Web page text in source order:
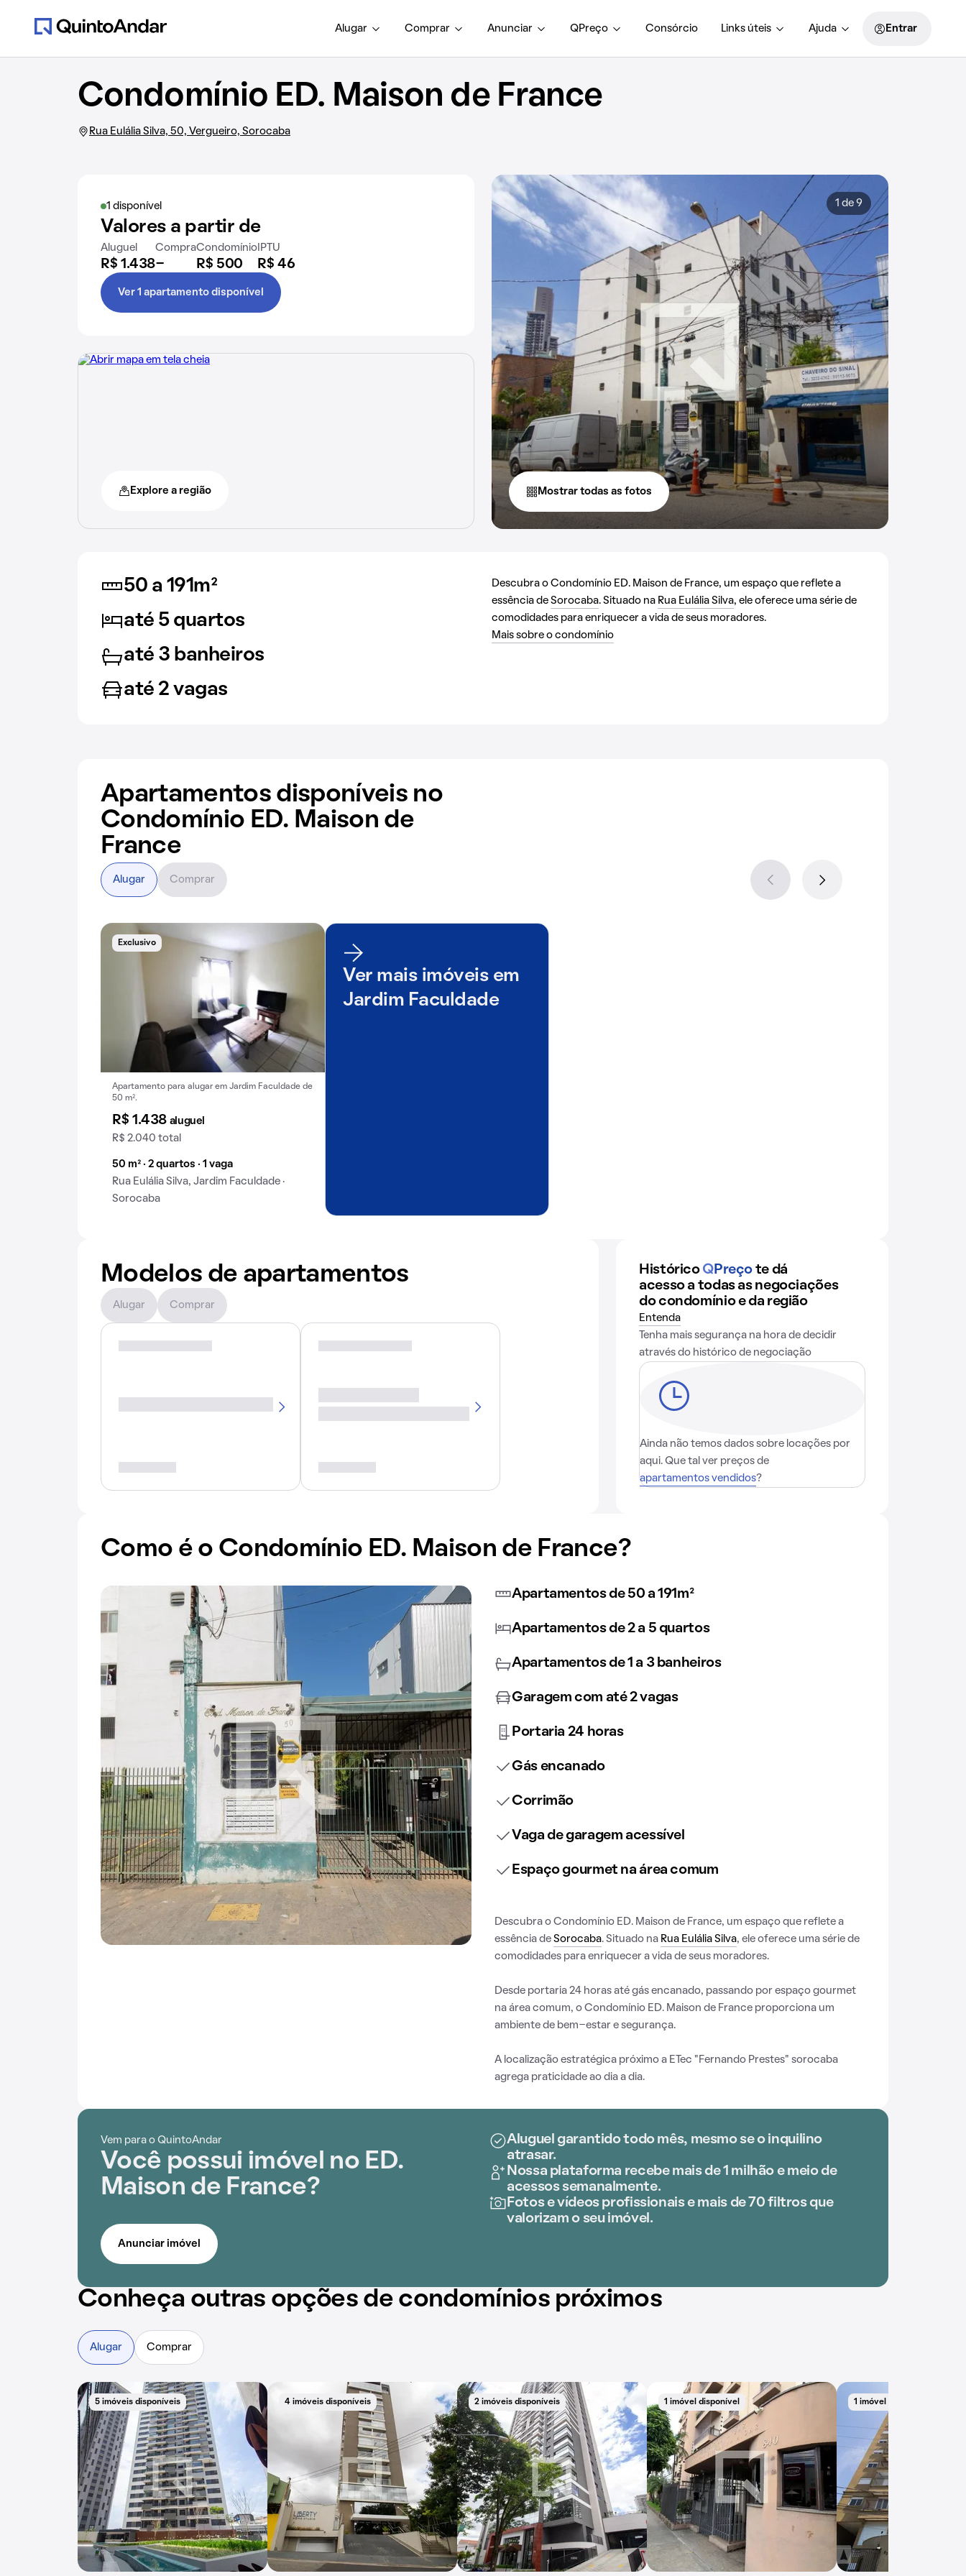
Alugar Comprar Anunciar QPreço Consórcio Links úteis Ajuda Entrar
Condomínio ED. Maison de France
Rua Eulália Silva, 50, Vergueiro, Sorocaba
1 disponível
Valores a partir de
Aluguel
R$ 1.438
Compra
-
Condomínio
R$ 500
IPTU
R$ 46
Ver 1 apartamento disponível
Explore a região
1 de 9
Mostrar todas as fotos
50 a 191m²
até 5 quartos
até 3 banheiros
até 2 vagas
Descubra o Condomínio ED. Maison de France, um espaço que reflete a
essência de Sorocaba. Situado na Rua Eulália Silva, ele oferece uma série de
comodidades para enriquecer a vida de seus moradores.
Mais sobre o condomínio
Apartamentos disponíveis no
Condomínio ED. Maison de
France
Exclusivo
Apartamento para alugar em Jardim Faculdade de
50 m².
R$ 1.438 aluguel
R$ 2.040 total
50 m² · 2 quartos · 1 vaga
Rua Eulália Silva, Jardim Faculdade ·
Sorocaba
Ver mais imóveis em
Jardim Faculdade
Alugar Comprar
Modelos de apartamentos
Alugar Comprar
Histórico QPreço te dá
acesso a todas as negociações
do condomínio e da região
Entenda
Tenha mais segurança na hora de decidir
através do histórico de negociação
Ainda não temos dados sobre locações por
aqui. Que tal ver preços de
apartamentos vendidos?
Como é o Condomínio ED. Maison de France?
Apartamentos de 50 a 191m²
Apartamentos de 2 a 5 quartos
Apartamentos de 1 a 3 banheiros
Garagem com até 2 vagas
Portaria 24 horas
Gás encanado
Corrimão
Vaga de garagem acessível
Espaço gourmet na área comum
Descubra o Condomínio ED. Maison de France, um espaço que reflete a
essência de Sorocaba. Situado na Rua Eulália Silva, ele oferece uma série de
comodidades para enriquecer a vida de seus moradores.
Desde portaria 24 horas até gás encanado, passando por espaço gourmet
na área comum, o Condomínio ED. Maison de France proporciona um
ambiente de bem-estar e segurança.
A localização estratégica próximo a ETec "Fernando Prestes" sorocaba
agrega praticidade ao dia a dia.
Vem para o QuintoAndar
Você possui imóvel no ED.
Maison de France?
Aluguel garantido todo mês, mesmo se o inquilino
atrasar.
Nossa plataforma recebe mais de 1 milhão e meio de
acessos semanalmente.
Fotos e vídeos profissionais e mais de 70 filtros que
valorizam o seu imóvel.
Anunciar imóvel
Conheça outras opções de condomínios próximos
Alugar Comprar
5 imóveis disponíveis 4 imóveis disponíveis 2 imóveis disponíveis 1 imóvel disponível 1 imóvel disponível